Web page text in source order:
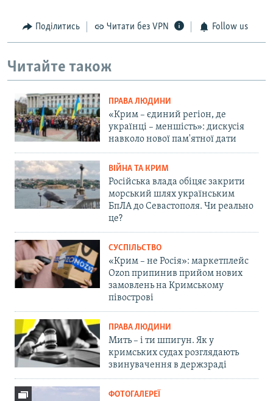
Поділитись Читати без VPN Follow us
Читайте також
ПРАВА ЛЮДИНИ
«Крим – єдиний регіон, де
українці – меншість»: дискусія
навколо нової пам'ятної дати
ВІЙНА ТА КРИМ
Російська влада обіцяє закрити
морський шлях українським
БпЛА до Севастополя. Чи реально
це?
СУСПІЛЬСТВО
«Крим – не Росія»: маркетплейс
Ozon припинив прийом нових
замовлень на Кримському
півострові
ПРАВА ЛЮДИНИ
Мить – і ти шпигун. Як у
кримських судах розглядають
звинувачення в держзраді
ФОТОГАЛЕРЕЇ